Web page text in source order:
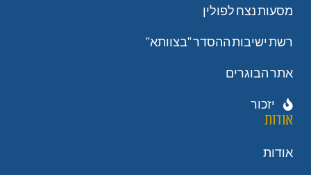
מסעות נצח לפולין
רשת ישיבות ההסדר "בצוותא"
אתר הבוגרים
יזכור
אודות
אודות